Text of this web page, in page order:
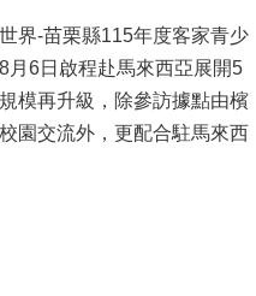
界-苗栗縣115年度客家青少
月6日啟程赴馬來西亞展開5
模再升級，除參訪據點由檳
園交流外，更配合駐馬來西